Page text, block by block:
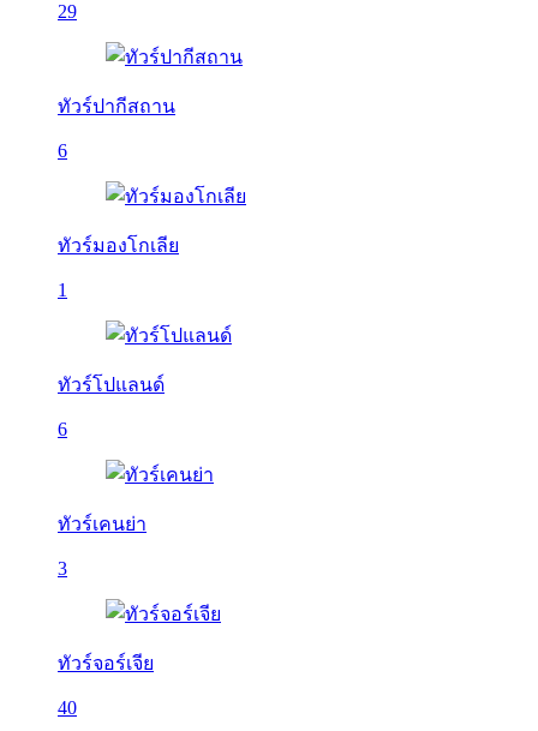
29
ทัวร์ปากีสถาน
6
ทัวร์มองโกเลีย
1
ทัวร์โปแลนด์
6
ทัวร์เคนย่า
3
ทัวร์จอร์เจีย
40